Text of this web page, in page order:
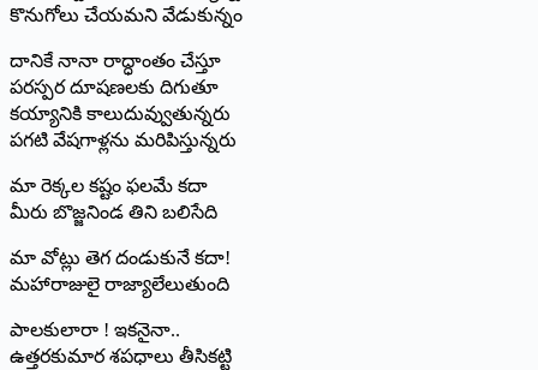
కొనుగోలు చేయమని వేడుకున్నం
దానికే నానా రాద్ధాంతం చేస్తూ
పరస్పర దూషణలకు దిగుతూ
కయ్యానికి కాలుదువ్వుతున్నరు
పగటి వేషగాళ్లను మరిపిస్తున్నరు
మా రెక్కల కష్టం ఫలమే కదా
మీరు బొజ్జనిండ తిని బలిసేది
మా వోట్లు తెగ దండుకునే కదా!
మహారాజులై రాజ్యాలేలుతుంది
పాలకులారా ! ఇకనైనా..
ఉత్తరకుమార శపధాలు తీసికట్టి